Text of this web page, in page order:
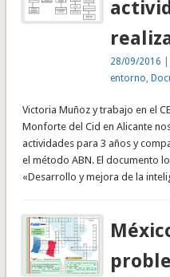
28/09/2016
entorno ,
Victoria Muñoz y trabajo en el
Monforte del Cid en Alicante
actividades para 3 años y
el método ABN. El documento
«Desarrollo y mejora de la